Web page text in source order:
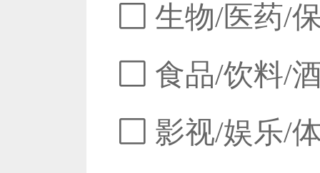
生物/医药/
食品/饮料/
影视/娱乐/